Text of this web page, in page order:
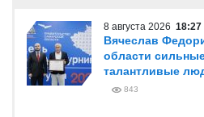
8 августа 2026 18:27
Вячеслав
области
талантливые
843